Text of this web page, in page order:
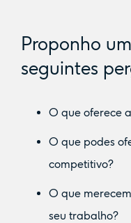
Proponho
seguintes
O que oferece
O que podes
competitivo?
O que
seu trabalho?